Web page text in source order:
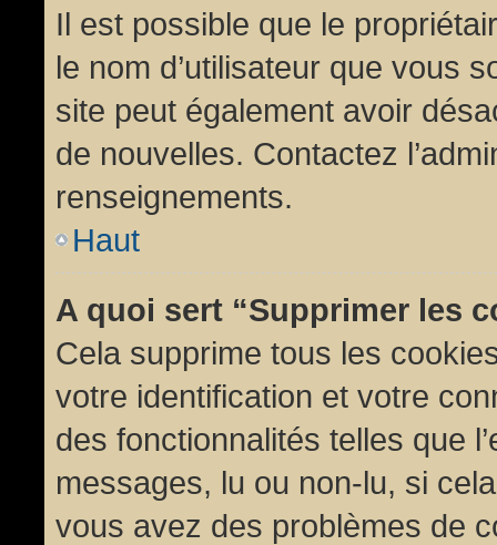
Il est possible que le
le nom d’utilisateur que vous
site peut également avoir
de nouvelles. Contactez
renseignements.
Haut
A quoi sert “Supprimer les
Cela supprime tous les
votre identification et votre
des fonctionnalités telles que
messages, lu ou non-lu, si
vous avez des problèmes de